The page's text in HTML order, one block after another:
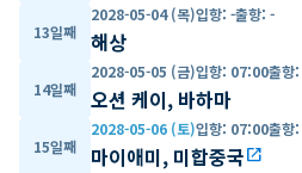
13일째
2028-05-04 (목)입항: -출항: -
해상
14일째
2028-05-05 (금)입항: 07:00출항:
오션 케이, 바하마
15일째
2028-05-06 (토)입항: 07:00출항:
마이애미, 미합중국open_in_new